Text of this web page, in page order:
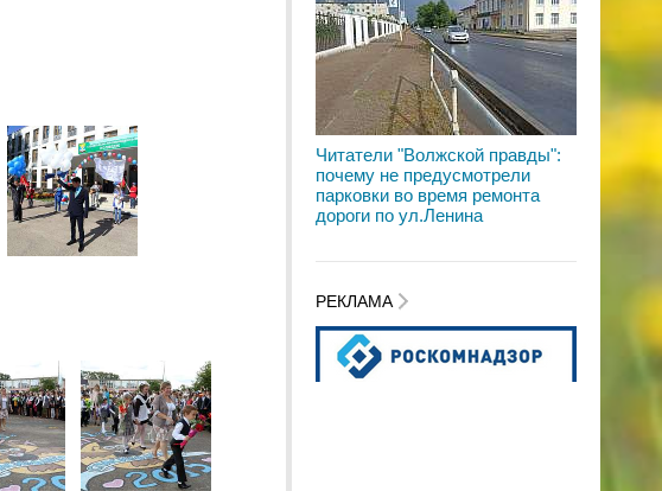
Читатели "Волжской правды":
почему не предусмотрели
парковки во время ремонта
дороги по ул.Ленина
РЕКЛАМА